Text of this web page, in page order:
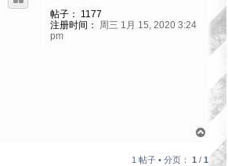
帖子：
1177
注册时间：
周三 1月 15, 2020 3:24
pm
1 帖子 • 分页： 1 / 1